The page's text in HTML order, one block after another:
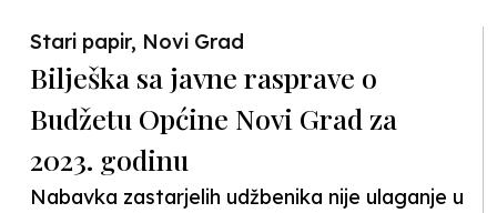
Stari papir, Novi Grad
Bilješka sa javne rasprave o
Budžetu Općine Novi Grad za
2023. godinu
Nabavka zastarjelih udžbenika nije ulaganje u